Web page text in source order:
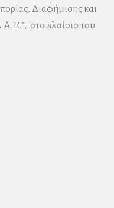
Διαφήμισης και
στο πλαίσιο του